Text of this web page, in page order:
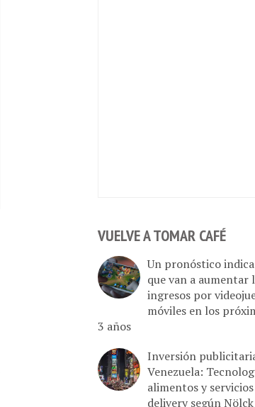
VUELVE A TOMAR CAFÉ
Un pronóstico indica
que van a aumentar
ingresos por
móviles en los
3 años
Inversión
Venezuela:
alimentos y servicios
delivery según Nölck